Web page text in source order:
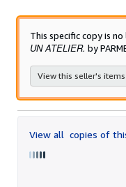
This specific copy is
UN ATELIER. by
View this seller's items
View all copies of